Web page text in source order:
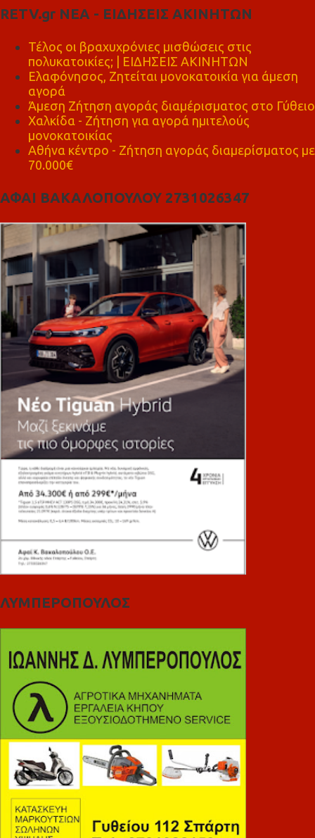
RETV.gr ΝΕΑ - ΕΙΔΗΣΕΙΣ ΑΚΙΝΗΤΩΝ
Τέλος οι βραχυχρόνιες μισθώσεις στις
πολυκατοικίες; | ΕΙΔΗΣΕΙΣ ΑΚΙΝΗΤΩΝ
Ελαφόνησος, Ζητείται μονοκατοικία για άμεση
αγορά
Άμεση Ζήτηση αγοράς διαμέρισματος στο Γύθειο
Χαλκίδα - Ζήτηση για αγορά ημιτελούς
μονοκατοικίας
Αθήνα κέντρο - Ζήτηση αγοράς διαμερίσματος με
70.000€
ΑΦΑΙ ΒΑΚΑΛΟΠΟΥΛΟΥ 2731026347
ΛΥΜΠΕΡΟΠΟΥΛΟΣ